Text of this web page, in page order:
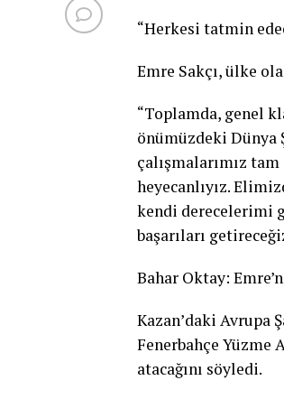
“Herkesi tatmin
Emre Sakçı, ülke
“Toplamda, genel
önümüzdeki Dünya
çalışmalarımız
heyecanlıyız.
kendi derecelerimi
başarıları
Bahar Oktay:
Kazan’daki Avrupa
Fenerbahçe Yüzme
atacağını söyledi.